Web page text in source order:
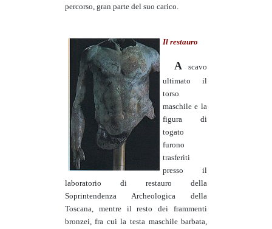
percorso, gran parte del suo carico.
Il restauro
A scavo
ultimato il
torso
maschile e la
figura di
togato
furono
trasferiti
presso il
laboratorio di restauro della
Soprintendenza Archeologica della
Toscana, mentre il resto dei frammenti
bronzei, fra cui la testa maschile barbata,